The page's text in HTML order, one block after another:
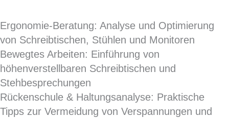
Ergonomie-Beratung: Analyse und Optimierung
von Schreibtischen, Stühlen und Monitoren
Bewegtes Arbeiten: Einführung von
höhenverstellbaren Schreibtischen und
Stehbesprechungen
Rückenschule & Haltungsanalyse: Praktische
Tipps zur Vermeidung von Verspannungen und